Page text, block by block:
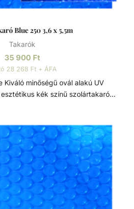
Blue 250 3,6 x 5,5m
Takarók
35 900 Ft
28 268 Ft + ÁFA
kék színű szolártakaró
Szolártakaróval a medence vize
lehet. Szolártakaró alkalmazása
esetén a párolgás jelentős
a páramentesítő berendezések
- energiát takarítva meg.
alakú takaróknál 180 vagy 250
250 mikron. Kíméletes